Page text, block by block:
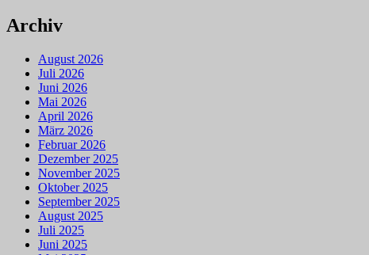
Archiv
August 2026
Juli 2026
Juni 2026
Mai 2026
April 2026
März 2026
Februar 2026
Dezember 2025
November 2025
Oktober 2025
September 2025
August 2025
Juli 2025
Juni 2025